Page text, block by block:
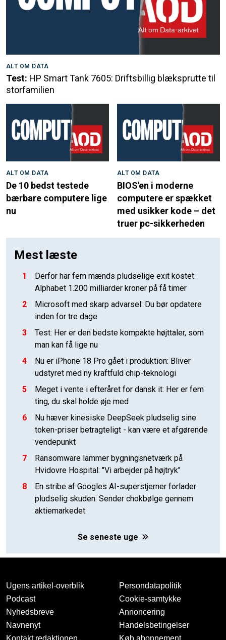
ALT OM DATA
Test: HP Smart Tank 7605: Driftsbillig blæksprutte til
storfamilien
ALT OM DATA
De 10 bedst testede
bærbare computere lige
nu
ALT OM DATA
BIOS'en i moderne
computere er spækket
med usikker kode – det
truer pc-sikkerheden
Mest læste
1
Derfor har fem mænds pludselige exit kostet
Alphabet 1.200 milliarder kroner på få timer
2
Microsoft med skarp advarsel: Du bør opdatere
inden for tre dage
3
Test: Her er den bedste kompakte højttaler, som
man kan få lige nu
4
Nu er iPhone 18 Pro gået i produktion: Bliver
udstyret med ny kraftfuld chip-teknologi
5
Meget i vente i efteråret for dansk it: Her er fem
ting, du skal holde øje med
6
Nu hæver kinesiske DeepSeek pludselig sine
token-priser betragteligt - kan være et afgørende
vendepunkt
7
Ransomware lammer bygningsnetværk på
Hvidovre Hospital: "Vi arbejder på højtryk"
8
En stribe af Googles AI-superstjerner forlader
pludselig skuden: Sender chokbølge gennem
aktiemarkedet
Se seneste uge
Ugens artikel-overblik
Podcast
Nyhedsbreve
Navnenyt
Persondatapolitik
Cookie-samtykke
Annoncering
Handelsbetingelser